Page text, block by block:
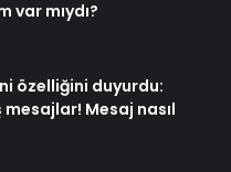
var mıydı?
özelliğini duyurdu:
mesajlar! Mesaj nasıl